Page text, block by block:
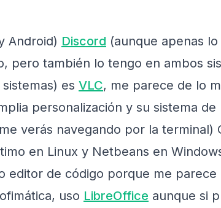
Android) Discord (aunque apenas
pero también lo tengo en ambos
es VLC, me parece de lo
personalización y su sistema
verás navegando por la terminal)
en Linux y Netbeans en
editor de código porque me
uso LibreOffice aunque si